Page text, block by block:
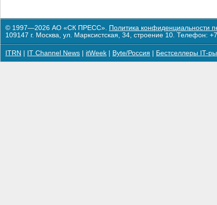
© 1997—2026 АО «СК ПРЕСС». Политика конфиденциальности
109147 г. Москва, ул. Марксистская, 34, строение 10. Телефон:
ITRN IT Channel News itWeek Byte/Россия Бестселлеры IT-